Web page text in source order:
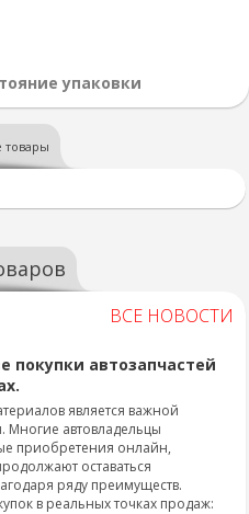
упаковки
товары
ВСЕ НОВОСТИ
покупки автозапчастей
является важной
Многие автовладельцы
приобретения онлайн,
оставаться
ряду преимуществ.
в реальных точках продаж: